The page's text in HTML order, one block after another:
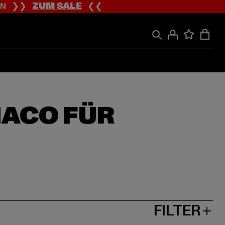
❯❯ZUM SALE❮❮
FÜR
FILTER